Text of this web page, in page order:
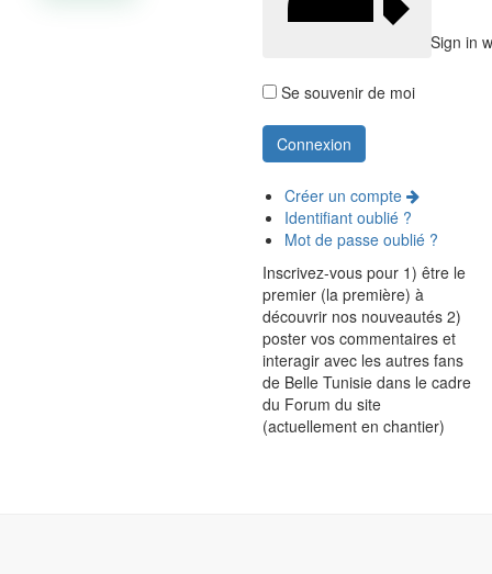
Sign in
Se souvenir de moi
Créer un compte
Identifiant oublié ?
Mot de passe oublié ?
Inscrivez-vous pour 1) être le
premier (la première) à
découvrir nos nouveautés 2)
poster vos commentaires et
interagir avec les autres fans
de Belle Tunisie dans le cadre
du Forum du site
(actuellement en chantier)